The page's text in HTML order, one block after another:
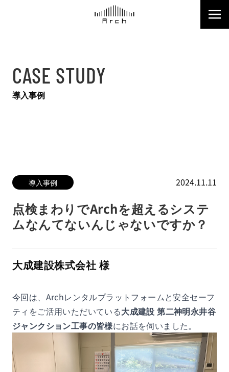
CASE STUDY
導入事例
導入事例 2024.11.11
点検まわりでArchを超えるシステ
ムなんてないんじゃないですか？
大成建設株式会社 様
今回は、Archレンタルプラットフォームと安全セーフ
ティをご活用いただいている大成建設 第二神明永井谷
ジャンクション工事の皆様にお話を伺いました。